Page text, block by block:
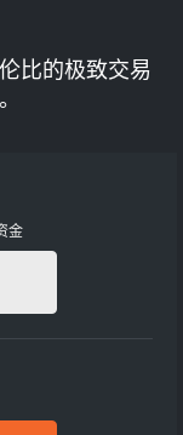
比的极致交易
金